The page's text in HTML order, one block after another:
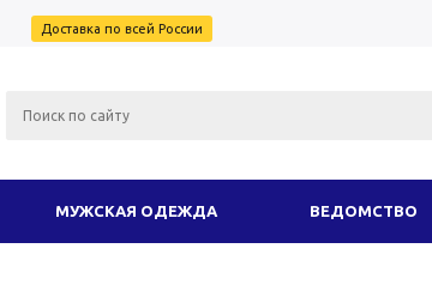
Доставка по всей России
МУЖСКАЯ ОДЕЖДА ВЕДОМСТВО